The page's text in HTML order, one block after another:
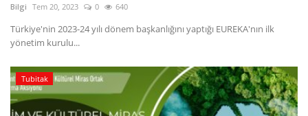
Bilgi Tem 20, 2023 0 640
Türkiye'nin 2023-24 yılı dönem başkanlığını yaptığı EUREKA'nın ilk
yönetim kurulu...
Tubitak